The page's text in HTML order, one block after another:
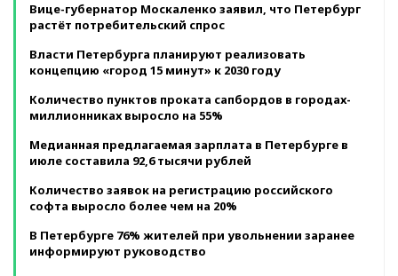
Вице-губернатор Москаленко заявил, что Петербург
растёт потребительский спрос
Власти Петербурга планируют реализовать
концепцию «город 15 минут» к 2030 году
Количество пунктов проката сапбордов в городах-
миллионниках выросло на 55%
Медианная предлагаемая зарплата в Петербурге в
июле составила 92,6 тысячи рублей
Количество заявок на регистрацию российского
софта выросло более чем на 20%
В Петербурге 76% жителей при увольнении заранее
информируют руководство